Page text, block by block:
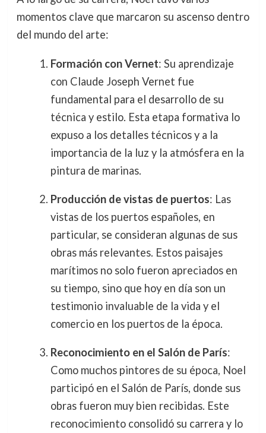
momentos clave que marcaron su ascenso dentro
del mundo del arte:
Formación con Vernet: Su aprendizaje
con Claude Joseph Vernet fue
fundamental para el desarrollo de su
técnica y estilo. Esta etapa formativa lo
expuso a los detalles técnicos y a la
importancia de la luz y la atmósfera en la
pintura de marinas.
Producción de vistas de puertos: Las
vistas de los puertos españoles, en
particular, se consideran algunas de sus
obras más relevantes. Estos paisajes
marítimos no solo fueron apreciados en
su tiempo, sino que hoy en día son un
testimonio invaluable de la vida y el
comercio en los puertos de la época.
Reconocimiento en el Salón de París:
Como muchos pintores de su época, Noel
participó en el Salón de París, donde sus
obras fueron muy bien recibidas. Este
reconocimiento consolidó su carrera y lo